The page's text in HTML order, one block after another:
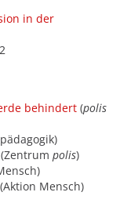
in der
behindert (polis
(Zentrum polis)
(Aktion Mensch)